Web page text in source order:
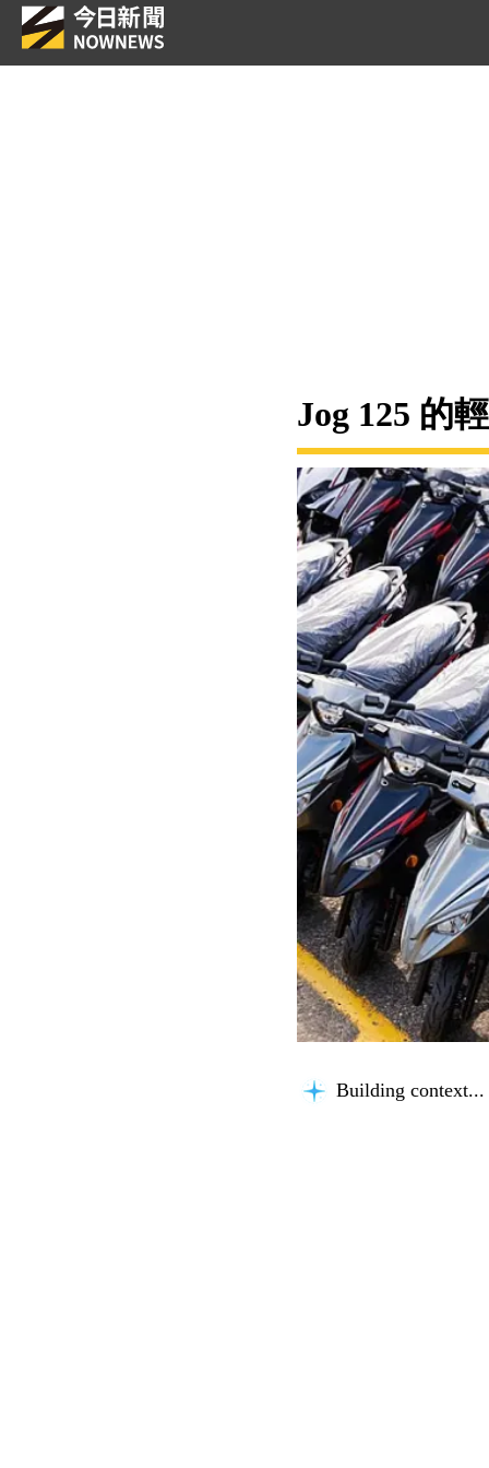
Jog 125 的
Building context...